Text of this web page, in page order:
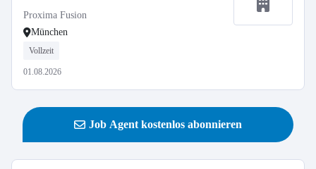
Proxima Fusion
München
Vollzeit
01.08.2026
Job Agent kostenlos abonnieren